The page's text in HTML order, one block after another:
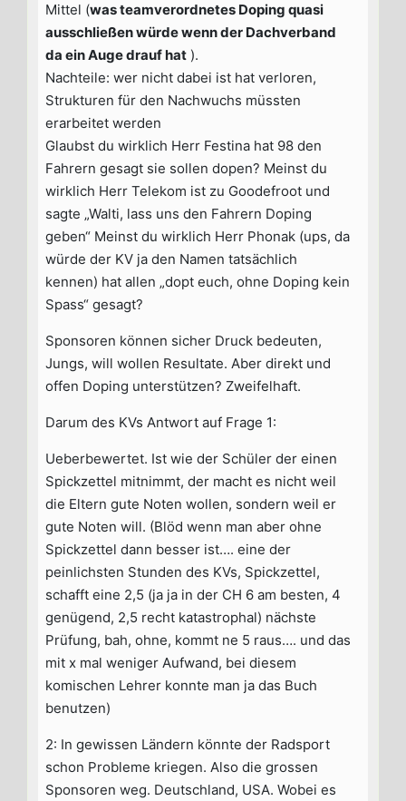
Mittel (was teamverordnetes Doping quasi
ausschließen würde wenn der Dachverband
da ein Auge drauf hat ).
Nachteile: wer nicht dabei ist hat verloren,
Strukturen für den Nachwuchs müssten
erarbeitet werden
Glaubst du wirklich Herr Festina hat 98 den
Fahrern gesagt sie sollen dopen? Meinst du
wirklich Herr Telekom ist zu Goodefroot und
sagte „Walti, lass uns den Fahrern Doping
geben“ Meinst du wirklich Herr Phonak (ups, da
würde der KV ja den Namen tatsächlich
kennen) hat allen „dopt euch, ohne Doping kein
Spass“ gesagt?
Sponsoren können sicher Druck bedeuten,
Jungs, will wollen Resultate. Aber direkt und
offen Doping unterstützen? Zweifelhaft.
Darum des KVs Antwort auf Frage 1:
Ueberbewertet. Ist wie der Schüler der einen
Spickzettel mitnimmt, der macht es nicht weil
die Eltern gute Noten wollen, sondern weil er
gute Noten will. (Blöd wenn man aber ohne
Spickzettel dann besser ist…. eine der
peinlichsten Stunden des KVs, Spickzettel,
schafft eine 2,5 (ja ja in der CH 6 am besten, 4
genügend, 2,5 recht katastrophal) nächste
Prüfung, bah, ohne, kommt ne 5 raus…. und das
mit x mal weniger Aufwand, bei diesem
komischen Lehrer konnte man ja das Buch
benutzen)
2: In gewissen Ländern könnte der Radsport
schon Probleme kriegen. Also die grossen
Sponsoren weg. Deutschland, USA. Wobei es